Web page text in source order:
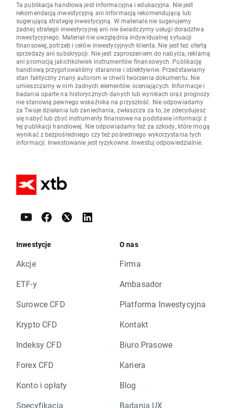
Ta publikacja handlowa jest informacyjna i edukacyjna. Nie jest
rekomendacją inwestycyjną ani informacją rekomendującą lub
sugerującą strategię inwestycyjną. W materiale nie sugerujemy
żadnej strategii inwestycyjnej ani nie świadczymy usługi doradztwa
inwestycyjnego. Materiał nie uwzględnia indywidualnej sytuacji
finansowej, potrzeb i celów inwestycyjnych klienta. Nie jest też ofertą
sprzedaży ani subskrypcji. Nie jest zaproszeniem do nabycia, reklamą
ani promocją jakichkolwiek instrumentów finansowych. Publikację
handlową przygotowaliśmy starannie i obiektywnie. Przedstawiamy
stan faktyczny znany autorom w chwili tworzenia dokumentu. Nie
umieszczamy w nim żadnych elementów oceniających. Informacje i
badania oparte na historycznych danych lub wynikach oraz prognozy
nie stanowią pewnego wskaźnika na przyszłość. Nie odpowiadamy
za Twoje działania lub zaniechania, zwłaszcza za to, że zdecydujesz
się nabyć lub zbyć instrumenty finansowe na podstawie informacji z
tej publikacji handlowej. Nie odpowiadamy też za szkody, które mogą
wynikać z bezpośredniego czy też pośredniego wykorzystania tych
informacji. Inwestowanie jest ryzykowne. Inwestuj odpowiedzialnie.
Inwestycje
Akcje
ETF-y
Surowce CFD
Krypto CFD
Indeksy CFD
Forex CFD
Konto i opłaty
Specyfikacja
O nas
Firma
Ambasador
Platforma Inwestycyjna
Kontakt
Biuro Prasowe
Kariera
Blog
Badania UX